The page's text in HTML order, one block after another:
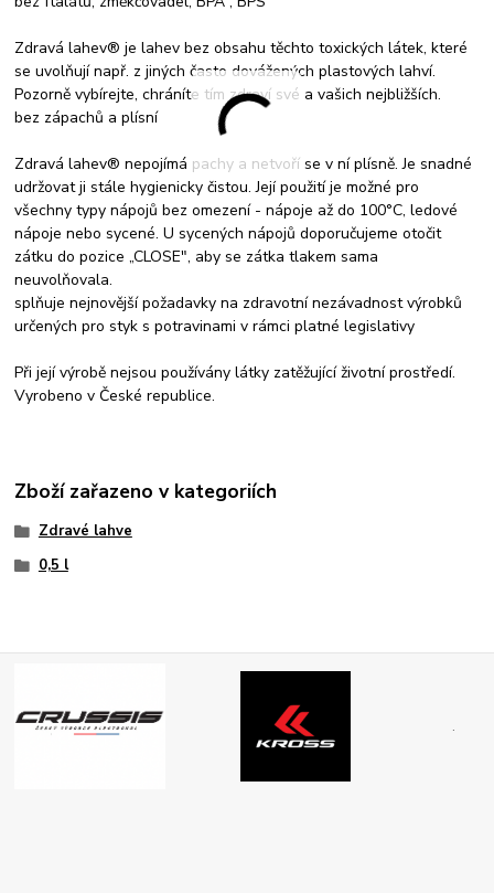
Zdravá lahev® je lahev bez obsahu těchto toxických látek, které
se uvolňují např. z jiných často dovážených plastových lahví.
Pozorně vybírejte, chráníte tím zdraví své a vašich nejbližších.
bez zápachů a plísní
Zdravá lahev® nepojímá pachy a netvoří se v ní plísně. Je snadné
udržovat ji stále hygienicky čistou. Její použití je možné pro
všechny typy nápojů bez omezení - nápoje až do 100°C, ledové
nápoje nebo sycené. U sycených nápojů doporučujeme otočit
zátku do pozice „CLOSE", aby se zátka tlakem sama
neuvolňovala.
splňuje nejnovější požadavky na zdravotní nezávadnost výrobků
určených pro styk s potravinami v rámci platné legislativy
Při její výrobě nejsou používány látky zatěžující životní prostředí.
Vyrobeno v České republice.
Zboží zařazeno v kategoriích
Zdravé lahve
0,5 l
.